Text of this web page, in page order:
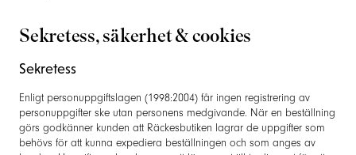
Sekretess, säkerhet & cookies
Sekretess
Enligt personuppgiftslagen (1998:2004) får ingen registrering av
personuppgifter ske utan personens medgivande. När en beställning
görs godkänner kunden att Räckesbutiken lagrar de uppgifter som
behövs för att kunna expediera beställningen och som anges av